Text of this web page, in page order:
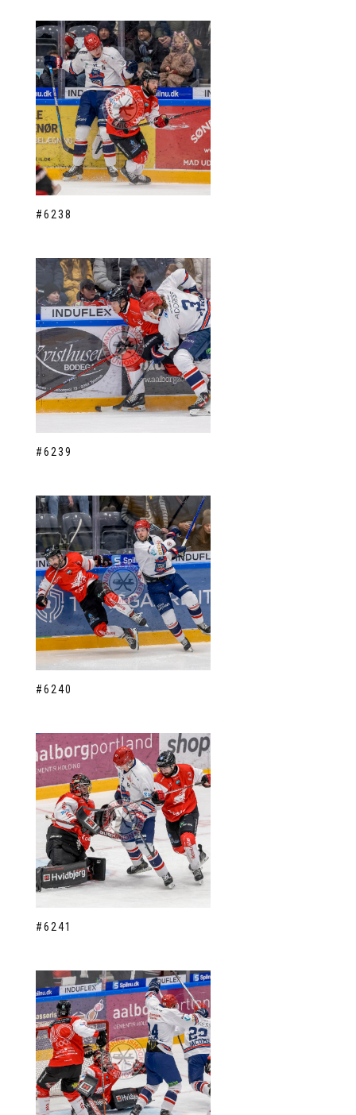
#6238
#6239
#6240
#6241